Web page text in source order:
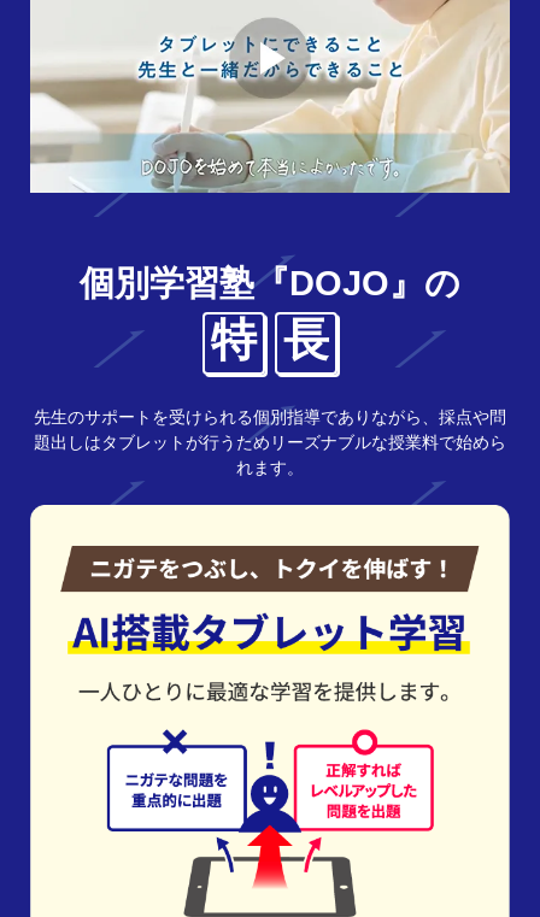
個別学習塾『DOJO』の
特 長
先生のサポートを受けられる個別指導でありながら、採点や問
題出しはタブレットが行うためリーズナブルな授業料で始めら
れます。